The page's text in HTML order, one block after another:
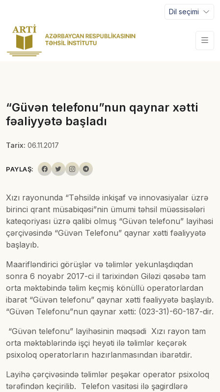
Dil seçimi
“Güvən telefonu”nun qaynar xətti
fəaliyyətə başladı
Tarix: 06.11.2017
PAYLAŞ:
Xızı rayonunda “Təhsildə inkişaf və innovasiyalar üzrə
birinci qrant müsabiqəsi”nin ümumi təhsil müəssisələri
kateqoriyası üzrə qalibi olmuş “Güvən telefonu” layihəsi
çərçivəsində “Güvən Telefonu” qaynar xətti fəaliyyətə
başlayıb.
Maarifləndirici görüşlər və təlimlər yekunlaşdıqdan
sonra 6 noyabr 2017-ci il tarixindən Giləzi qəsəbə tam
orta məktəbində təlim keçmiş könüllü operatorlardan
ibarət “Güvən telefonu” qaynar xətti fəaliyyətə başlayıb.
“Güvən Telefonu”nun qaynar xətti: (023-31)-60-187-dir.
“Güvən telefonu” layihəsinin məqsədi Xızı rayon tam
orta məktəblərində işçi heyəti ilə təlimlər keçərək
psixoloq operatorların hazırlanmasından ibarətdir.
Layihə çərçivəsində təlimlər peşəkar operator psixoloq
tərəfindən keçirilib. Telefon vasitəsi ilə şagirdlərə